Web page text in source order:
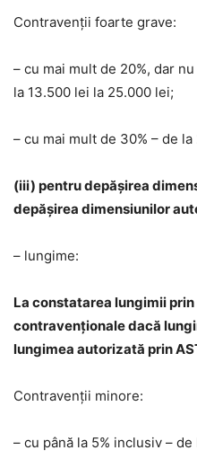
Contravenții foarte grave:
– cu mai mult de 20%, dar
la 13.500 lei la 25.000 lei;
– cu mai mult de 30% – de
(iii) pentru depășirea
depășirea dimensiunilor
– lungime:
La constatarea lungimii
contravenționale dacă
lungimea autorizată prin
Contravenții minore:
– cu până la 5% inclusiv –